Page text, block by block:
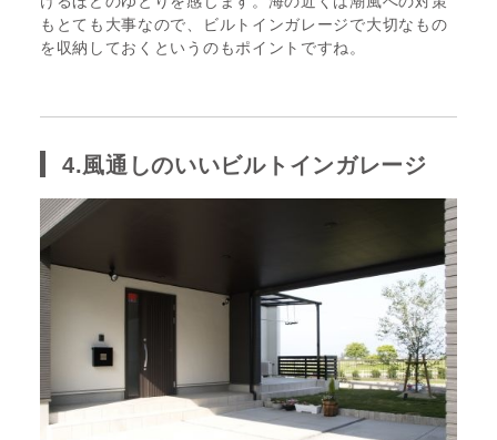
もとても大事なので、ビルトインガレージで大切なもの
を収納しておくというのもポイントですね。
4.風通しのいいビルトインガレージ